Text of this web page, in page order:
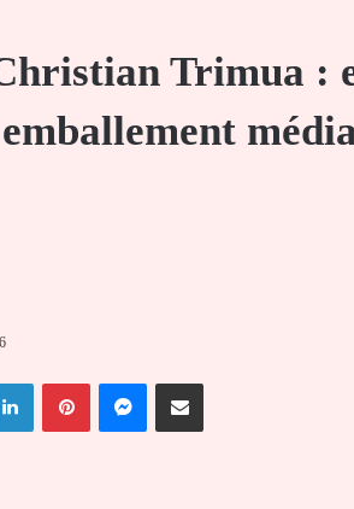
Trimua :
LinkedinPinterestMessengerPartager par email